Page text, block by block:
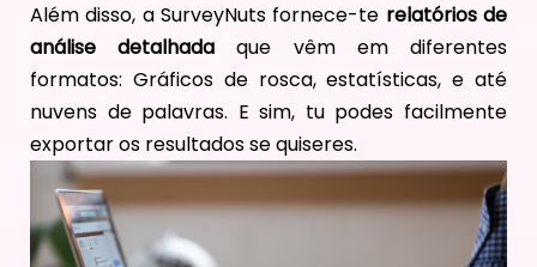
Além disso, a SurveyNuts fornece-te relatórios de
análise detalhada que vêm em diferentes
formatos: Gráficos de rosca, estatísticas, e até
nuvens de palavras. E sim, tu podes facilmente
exportar os resultados se quiseres.